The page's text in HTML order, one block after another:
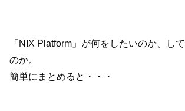
「NIX Platform」が何をしたいのか、し
のか。
簡単にまとめると・・・